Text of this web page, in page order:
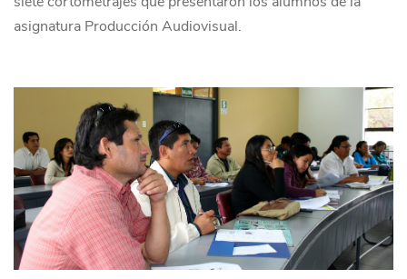
asignatura Producción Audiovisual.